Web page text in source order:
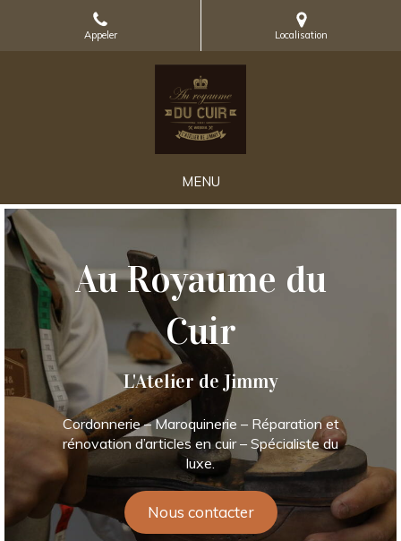
Appeler Localisation
MENU
Au Royaume du
Cuir
L'Atelier de Jimmy
Cordonnerie – Maroquinerie – Réparation et
rénovation d’articles en cuir – Spécialiste du
luxe.
Nous contacter